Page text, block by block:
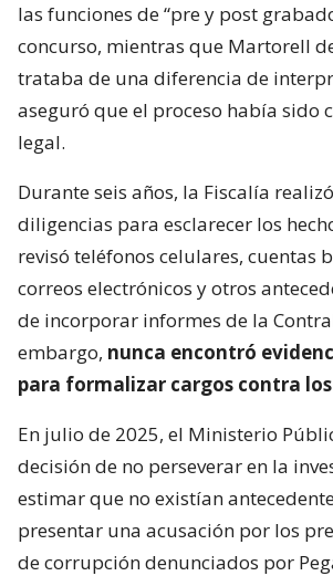
las funciones de “pre y post
concurso, mientras que Martorell
trataba de una diferencia de
aseguró que el proceso había sido
legal.
Durante seis años, la Fiscalía
diligencias para esclarecer los
revisó teléfonos celulares, cuentas
correos electrónicos y otros
de incorporar informes de la
embargo, nunca encontró
para formalizar cargos contra
En julio de 2025, el Ministerio
decisión de no perseverar en la
estimar que no existían
presentar una acusación por los
de corrupción denunciados por